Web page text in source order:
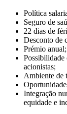
Política
Seguro de
22 dias de
Desconto de
Prémio anual;
Possibilidade
acionistas;
Ambiente de
Integração
equidade e